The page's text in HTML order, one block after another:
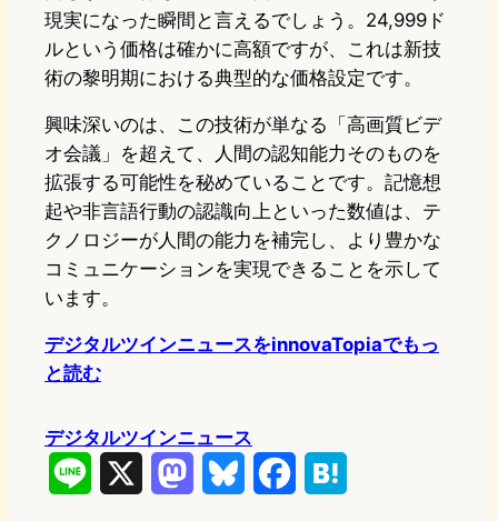
現実になった瞬間と言えるでしょう。24,999ド
ルという価格は確かに高額ですが、これは新技
術の黎明期における典型的な価格設定です。
興味深いのは、この技術が単なる「高画質ビデ
オ会議」を超えて、人間の認知能力そのものを
拡張する可能性を秘めていることです。記憶想
起や非言語行動の認識向上といった数値は、テ
クノロジーが人間の能力を補完し、より豊かな
コミュニケーションを実現できることを示して
います。
デジタルツインニュースをinnovaTopiaでもっ
と読む
デジタルツインニュース